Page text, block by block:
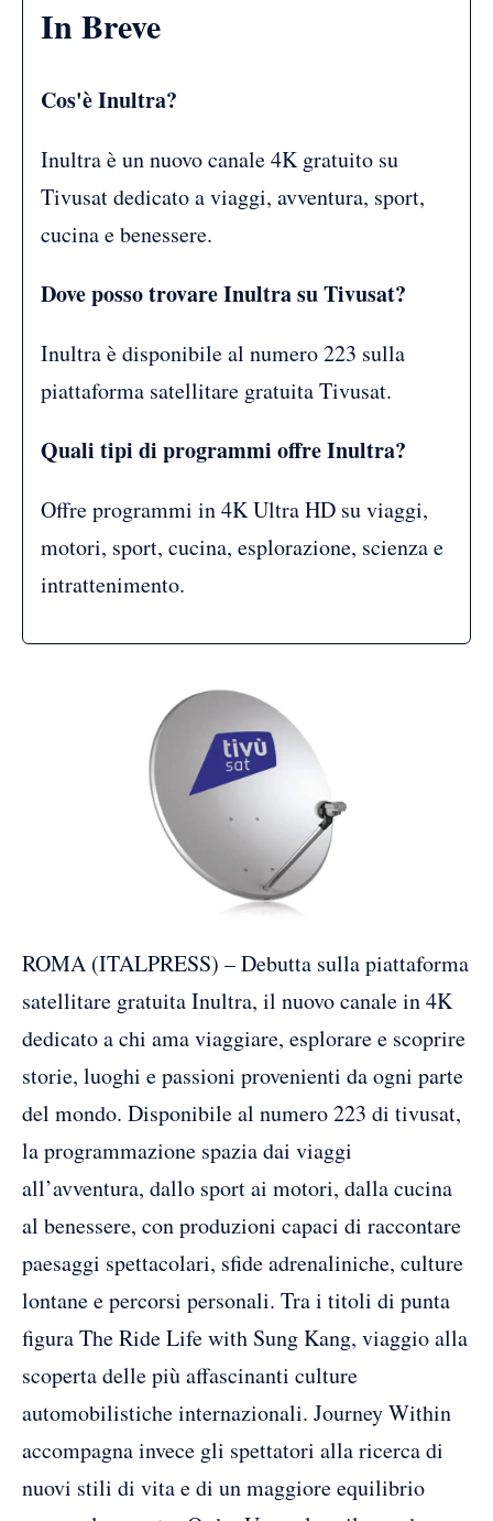
In Breve
Cos'è Inultra?
Inultra è un nuovo canale 4K gratuito su
Tivusat dedicato a viaggi, avventura, sport,
cucina e benessere.
Dove posso trovare Inultra su Tivusat?
Inultra è disponibile al numero 223 sulla
piattaforma satellitare gratuita Tivusat.
Quali tipi di programmi offre Inultra?
Offre programmi in 4K Ultra HD su viaggi,
motori, sport, cucina, esplorazione, scienza e
intrattenimento.
ROMA (ITALPRESS) – Debutta sulla piattaforma
satellitare gratuita Inultra, il nuovo canale in 4K
dedicato a chi ama viaggiare, esplorare e scoprire
storie, luoghi e passioni provenienti da ogni parte
del mondo. Disponibile al numero 223 di tivusat,
la programmazione spazia dai viaggi
all’avventura, dallo sport ai motori, dalla cucina
al benessere, con produzioni capaci di raccontare
paesaggi spettacolari, sfide adrenaliniche, culture
lontane e percorsi personali. Tra i titoli di punta
figura The Ride Life with Sung Kang, viaggio alla
scoperta delle più affascinanti culture
automobilistiche internazionali. Journey Within
accompagna invece gli spettatori alla ricerca di
nuovi stili di vita e di un maggiore equilibrio